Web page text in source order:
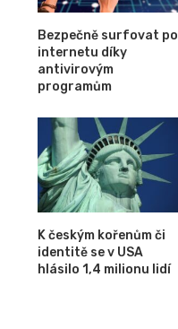
Bezpečně surfovat po
internetu díky
antivirovým
programům
K českým kořenům či
identitě se v USA
hlásilo 1,4 milionu lidí